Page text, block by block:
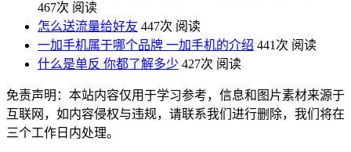
467次 阅读
怎么送流量给好友 447次 阅读
一加手机属于哪个品牌 一加手机的介绍 441次 阅读
什么是单反 你都了解多少 427次 阅读
免责声明：本站内容仅用于学习参考，信息和图片素材来源于
互联网，如内容侵权与违规，请联系我们进行删除，我们将在
三个工作日内处理。